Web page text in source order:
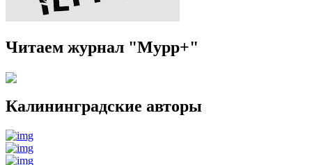
Читаем журнал "Мурр+"
Калининградские авторы